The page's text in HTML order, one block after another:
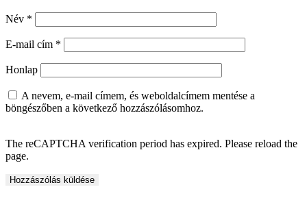
Név *
E-mail cím *
Honlap
A nevem, e-mail címem, és weboldalcímem mentése a
böngészőben a következő hozzászólásomhoz.
The reCAPTCHA verification period has expired. Please reload the
page.